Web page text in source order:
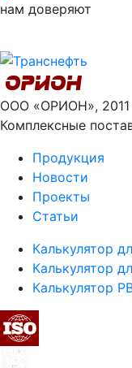
нам доверяют
ООО «ОРИОН»,
Комплексные
Продукция
Новости
Проекты
Статьи
Калькулятор
Калькулятор
Калькулятор